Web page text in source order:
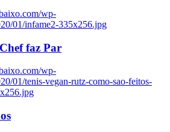
wp-
01/infame2-335x256.jpg
faz Par
wp-
01/tenis-vegan-rutz-como-sao-feitos-